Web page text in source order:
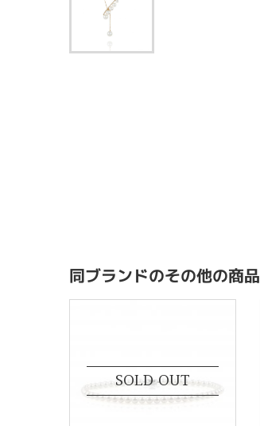
同ブランドのその他の商品
SOLD OUT